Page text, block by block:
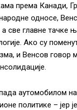
према Канади,
односе,
главне тачке
Ако су
и Венсов говор
аутомобилом на
политике – јер